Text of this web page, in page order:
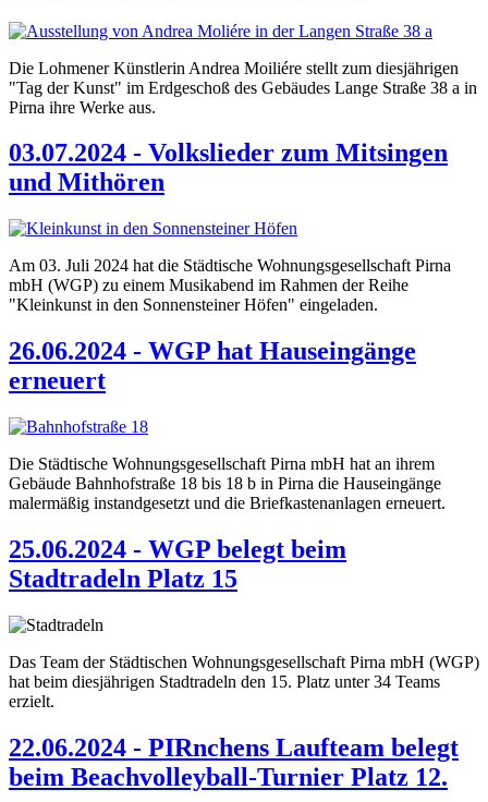
Die Lohmener Künstlerin Andrea Moiliére stellt zum diesjährigen
"Tag der Kunst" im Erdgeschoß des Gebäudes Lange Straße 38 a in
Pirna ihre Werke aus.
03.07.2024 - Volkslieder zum Mitsingen
und Mithören
Am 03. Juli 2024 hat die Städtische Wohnungsgesellschaft Pirna
mbH (WGP) zu einem Musikabend im Rahmen der Reihe
"Kleinkunst in den Sonnensteiner Höfen" eingeladen.
26.06.2024 - WGP hat Hauseingänge
erneuert
Die Städtische Wohnungsgesellschaft Pirna mbH hat an ihrem
Gebäude Bahnhofstraße 18 bis 18 b in Pirna die Hauseingänge
malermäßig instandgesetzt und die Briefkastenanlagen erneuert.
25.06.2024 - WGP belegt beim
Stadtradeln Platz 15
Das Team der Städtischen Wohnungsgesellschaft Pirna mbH (WGP)
hat beim diesjährigen Stadtradeln den 15. Platz unter 34 Teams
erzielt.
22.06.2024 - PIRnchens Laufteam belegt
beim Beachvolleyball-Turnier Platz 12.